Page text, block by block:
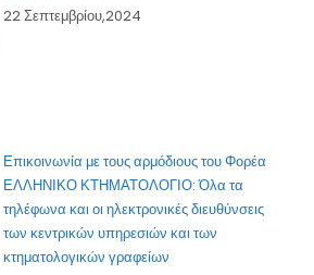
22 Σεπτεμβρίου,2024
Επικοινωνία με τους αρμόδιους του Φορέα
ΕΛΛΗΝΙΚΟ ΚΤΗΜΑΤΟΛΟΓΙΟ: Όλα τα
τηλέφωνα και οι ηλεκτρονικές διευθύνσεις
των κεντρικών υπηρεσιών και των
κτηματολογικών γραφείων